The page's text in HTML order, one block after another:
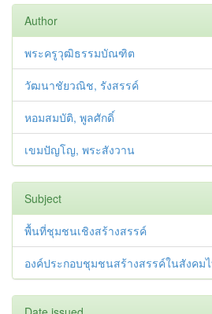
Author
พระครูวุฒิธรรมบัณฑิต
วัฒนาชัยวณิช, รังสรรค์
หอมสมบัติ, พูลศักดิ์
เขมปัญโญ, พระสังวาน
Subject
พื้นที่ชุมชนเชิงสร้างสรรค์
องค์ประกอบชุมชนสร้างสรรค์ในสังคม